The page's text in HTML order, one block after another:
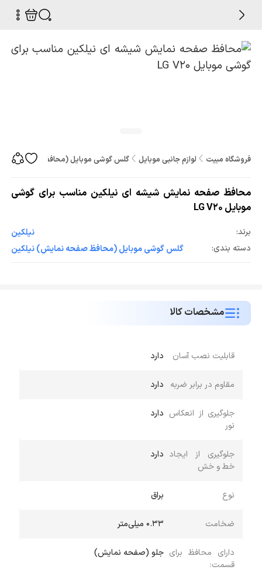
فروشگاه مبیت لوازم جانبی موبایل گلس گوشی موبایل (محافظ صفحه
محافظ صفحه نمایش شیشه ای نیلکین مناسب برای گوشی
موبایل LG V20
برند:
نیلکین
دسته بندی:
گلس گوشی موبایل (محافظ صفحه نمایش) نیلکین
مشخصات کالا
قابلیت نصب آسان دارد
مقاوم در برابر ضربه دارد
جلوگیری از انعکاس
نور
دارد
جلوگیری از ایجاد
خط و خش
دارد
نوع براق
ضخامت 0.33 میلی‌متر
دارای محافظ برای
قسمت:
جلو (صفحه نمایش)